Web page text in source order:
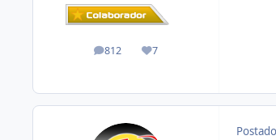
812
posts 7
Reputação
Postado